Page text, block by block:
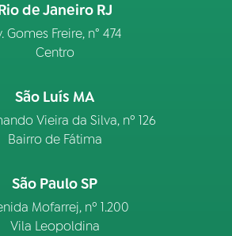
de Janeiro RJ
Gomes Freire, n° 474
Centro
São Luís MA
Vieira da Silva, nº 126
Bairro de Fátima
São Paulo SP
Mofarrej, nº 1.200
Vila Leopoldina